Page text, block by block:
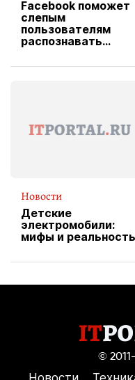
Facebook поможет
слепым
пользователям
распознавать
Новости
Детские
электромобили:
мифы и реальность
©